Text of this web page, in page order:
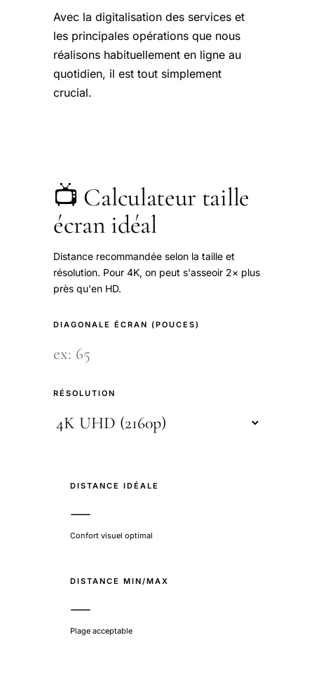
Avec la digitalisation des services et
les principales opérations que nous
réalisons habituellement en ligne au
quotidien, il est tout simplement
crucial.
📺 Calculateur taille
écran idéal
Distance recommandée selon la taille et
résolution. Pour 4K, on peut s'asseoir 2× plus
près qu'en HD.
DIAGONALE ÉCRAN (POUCES)
RÉSOLUTION
DISTANCE IDÉALE
—
Confort visuel optimal
DISTANCE MIN/MAX
—
Plage acceptable